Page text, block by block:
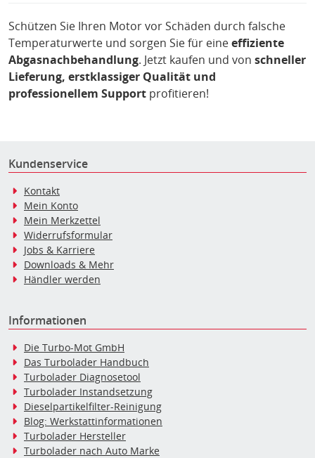
Schützen Sie Ihren Motor vor Schäden durch falsche
Temperaturwerte und sorgen Sie für eineeffiziente
Abgasnachbehandlung. Jetzt kaufen und von schneller
Lieferung, erstklassiger Qualität und
professionellem Support profitieren!
Kundenservice
Kontakt
Mein Konto
Mein Merkzettel
Widerrufsformular
Jobs & Karriere
Downloads & Mehr
Händler werden
Informationen
Die Turbo-Mot GmbH
Das Turbolader Handbuch
Turbolader Diagnosetool
Turbolader Instandsetzung
Dieselpartikelfilter-Reinigung
Blog: Werkstattinformationen
Turbolader Hersteller
Turbolader nach Auto Marke